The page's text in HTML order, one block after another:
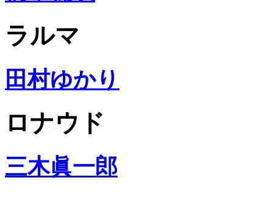
ラルマ
田村ゆかり
ロナウド
三木眞一郎